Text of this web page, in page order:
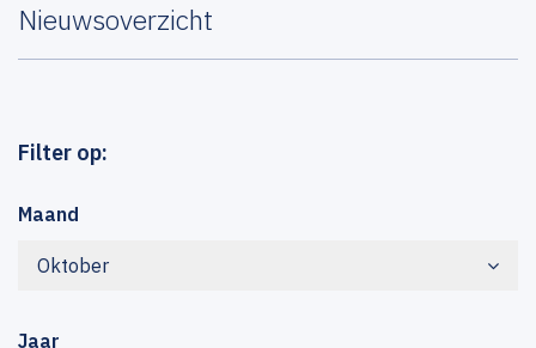
Nieuwsoverzicht
Filter op:
Maand
Oktober
Jaar